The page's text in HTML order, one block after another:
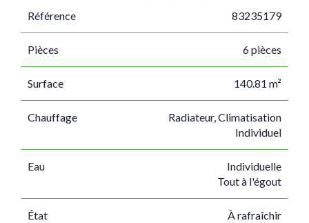
Référence 83235179
Pièces 6 pièces
Surface 140.81 m²
Chauffage
Radiateur, Climatisation
Individuel
Eau
Individuelle
Tout à l'égout
État À rafraîchir